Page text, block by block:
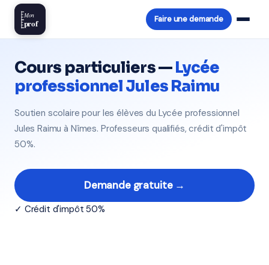
Mon
prof Faire une demande
Cours particuliers —Lycée
professionnel Jules Raimu
Soutien scolaire pour les élèves du Lycée professionnel
Jules Raimu à Nîmes. Professeurs qualifiés, crédit d'impôt
50%.
Demande gratuite →
✓ Crédit d'impôt 50%